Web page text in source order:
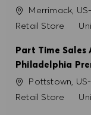
KonumMerrimack,
Kategori
Retail Store
Part Time Sales
Philadelphia
KonumPottstown,
Kategori
Retail Store